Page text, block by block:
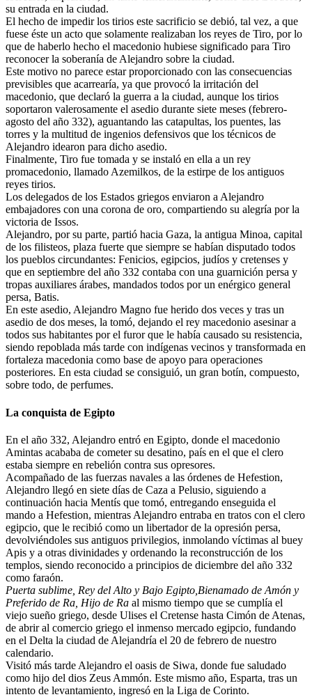
su entrada en la ciudad.
El hecho de impedir los tirios este sacrificio se debió, tal vez, a que
fuese éste un acto que solamente realizaban los reyes de Tiro, por lo
que de haberlo hecho el macedonio hubiese significado para Tiro
reconocer la soberanía de Alejandro sobre la ciudad.
Este motivo no parece estar proporcionado con las consecuencias
previsibles que acarrearía, ya que provocó la irritación del
macedonio, que declaró la guerra a la ciudad, aunque los tirios
soportaron valerosamente el asedio durante siete meses (febrero-
agosto del año 332), aguantando las catapultas, los puentes, las
torres y la multitud de ingenios defensivos que los técnicos de
Alejandro idearon para dicho asedio.
Finalmente, Tiro fue tomada y se instaló en ella a un rey
promacedonio, llamado Azemilkos, de la estirpe de los antiguos
reyes tirios.
Los delegados de los Estados griegos enviaron a Alejandro
embajadores con una corona de oro, compartiendo su alegría por la
victoria de Issos.
Alejandro, por su parte, partió hacia Gaza, la antigua Minoa, capital
de los filisteos, plaza fuerte que siempre se habían disputado todos
los pueblos circundantes: Fenicios, egipcios, judíos y cretenses y
que en septiembre del año 332 contaba con una guarnición persa y
tropas auxiliares árabes, mandados todos por un enérgico general
persa, Batis.
En este asedio, Alejandro Magno fue herido dos veces y tras un
asedio de dos meses, la tomó, dejando el rey macedonio asesinar a
todos sus habitantes por el furor que le había causado su resistencia,
siendo repoblada más tarde con indígenas vecinos y transformada en
fortaleza macedonia como base de apoyo para operaciones
posteriores. En esta ciudad se consiguió, un gran botín, compuesto,
sobre todo, de perfumes.
La conquista de Egipto
En el año 332, Alejandro entró en Egipto, donde el macedonio
Amintas acababa de cometer su desatino, país en el que el clero
estaba siempre en rebelión contra sus opresores.
Acompañado de las fuerzas navales a las órdenes de Hefestion,
Alejandro llegó en siete días de Caza a Pelusio, siguiendo a
continuación hacia Mentís que tomó, entregando enseguida el
mando a Hefestion, mientras Alejandro entraba en tratos con el clero
egipcio, que le recibió como un libertador de la opresión persa,
devolviéndoles sus antiguos privilegios, inmolando víctimas al buey
Apis y a otras divinidades y ordenando la reconstrucción de los
templos, siendo reconocido a principios de diciembre del año 332
como faraón.
Puerta sublime, Rey del Alto y Bajo Egipto,Bienamado de Amón y
Preferido de Ra, Hijo de Ra al mismo tiempo que se cumplía el
viejo sueño griego, desde Ulises el Cretense hasta Cimón de Atenas,
de abrir al comercio griego el inmenso mercado egipcio, fundando
en el Delta la ciudad de Alejandría el 20 de febrero de nuestro
calendario.
Visitó más tarde Alejandro el oasis de Siwa, donde fue saludado
como hijo del dios Zeus Ammón. Este mismo año, Esparta, tras un
intento de levantamiento, ingresó en la Liga de Corinto.